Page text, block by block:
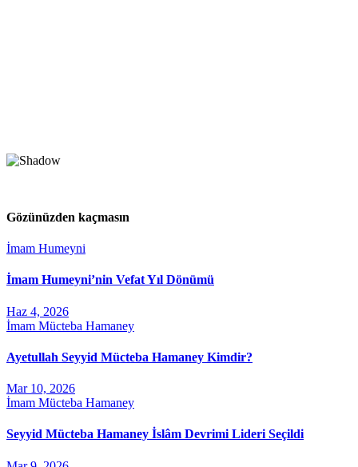
Gözünüzden kaçmasın
İmam Humeyni
İmam Humeyni’nin Vefat Yıl Dönümü
Haz 4, 2026
İmam Mücteba Hamaney
Ayetullah Seyyid Mücteba Hamaney Kimdir?
Mar 10, 2026
İmam Mücteba Hamaney
Seyyid Mücteba Hamaney İslâm Devrimi Lideri Seçildi